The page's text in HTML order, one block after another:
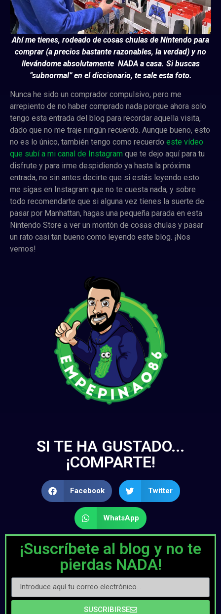
Ahí me tienes, rodeado de cosas chulas de Nintendo para
comprar (a precios bastante razonables, la verdad) y no
llevándome absolutamente NADA a casa. Si buscas
“subnormal” en el diccionario, te sale esta foto.
Nunca he sido un comprador compulsivo, pero me
arrepiento de no haber comprado nada porque ahora solo
tengo esta entrada del blog para recordar aquella visita,
dado que no me traje ningún recuerdo. Aunque bueno, esto
no es lo único, también tengo como recuerdo este vídeo
que subí a mi canal de Instagram que te dejo aquí para tu
disfrute y para irme despidiendo ya hasta la próxima
entrada, no sin antes decirte que si estás leyendo esto
me sigas en Instagram que no te cuesta nada, y sobre
todo recomendarte que si alguna vez tienes la suerte de
pasar por Manhattan, hagas una pequeña parada en esta
Nintendo Store a ver un montón de cosas chulas y pasar
un rato casi tan bueno como leyendo este blog. ¡Nos
vemos!
SI TE HA GUSTADO...
¡COMPARTE!
Facebook Twitter
WhatsApp
¡Suscríbete al blog y no te
pierdas NADA!
SUSCRIBIRSE